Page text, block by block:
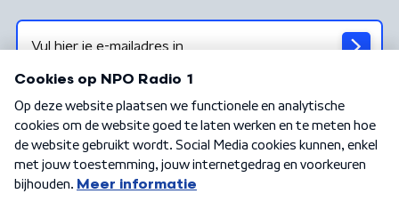
Algemene voorwaarden